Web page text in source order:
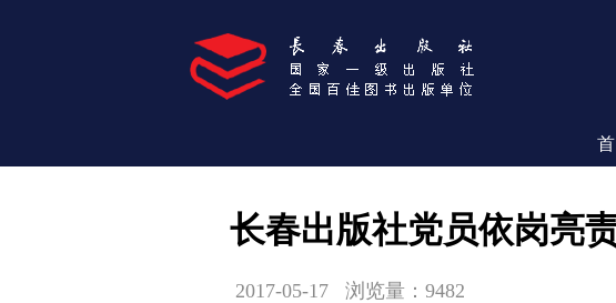
长春出版社党员依岗亮
2017-05-17 浏览量：9482